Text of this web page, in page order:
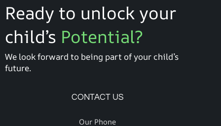
Ready to unlock your
child’s Potential?
We look forward to being part of your child’s
future.
CONTACT US
Our Phone